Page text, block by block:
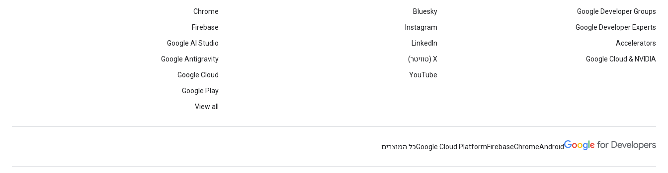
Google Developer Groups
Google Developer Experts
Accelerators
Google Cloud & NVIDIA
Bluesky
Instagram
LinkedIn
‫X (טוויטר)
YouTube
Chrome
Firebase
Google AI Studio
Google Antigravity
Google Cloud
Google Play
View all
Android
Chrome
Firebase
Google Cloud Platformכל המוצרים